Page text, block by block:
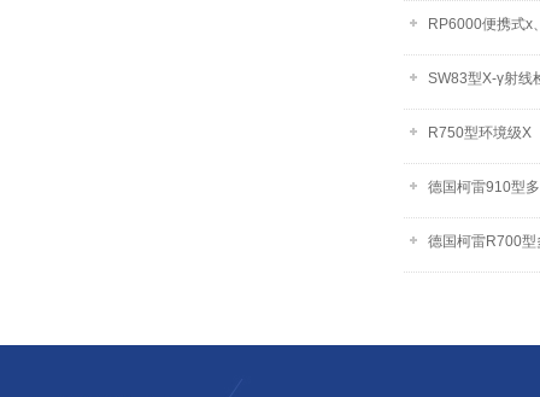
RP6000便携式х
SW83型X-γ射线
R750型环境级X
德国柯雷910型
德国柯雷R700